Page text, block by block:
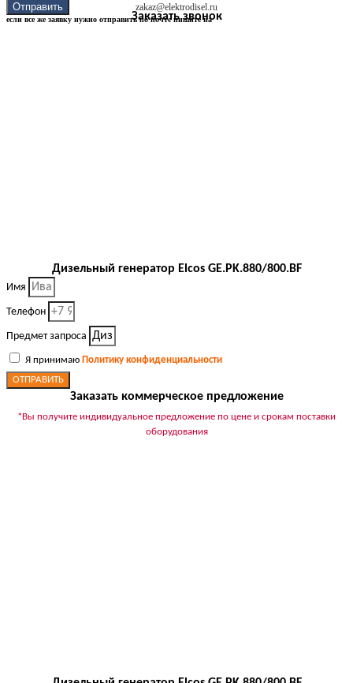
Отправить
если все же заявку нужно отправить по почте пишите на
zakaz@elektrodisel.ru
Заказать звонок
Дизельный генератор Elcos GE.PK.880/800.BF
Имя
Телефон
Предмет запроса
Я принимаю Политику конфиденциальности
ОТПРАВИТЬ
Заказать коммерческое предложение
*Вы получите индивидуальное предложение по цене и срокам поставки
оборудования